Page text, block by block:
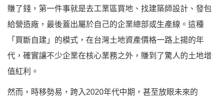
賺了錢，第一件事就是去工業區買地、找建築師設計、發包
給營造廠，最後蓋出屬於自己的企業總部或生產線。這種
「買斷自建」的模式，在台灣土地資產價格一路上揚的年
代，確實讓不少企業在核心業務之外，賺到了驚人的土地增
值紅利。
然而，時移勢易，跨入2020年代中期，甚至放眼未來的